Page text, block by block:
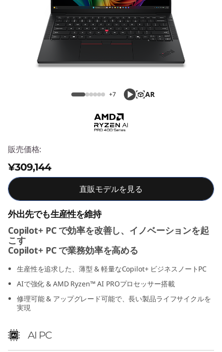
A
M
D
ThinkPad T14s Gen 7 (14型 AMD)
+7 AR
販売価格:
¥309,144
直販モデルを見る
外出先でも生産性を維持
Copilot+ PC で効率を改善し、イノベーションを起
こす
Copilot+ PC で業務効率を高める
生産性を追求した、薄型 & 軽量なCopilot+ ビジネスノートPC
AIで強化 & AMD Ryzen™ AI PROプロセッサー搭載
修理可能 & アップグレード可能で、長い製品ライフサイクルを
実現
AI PC